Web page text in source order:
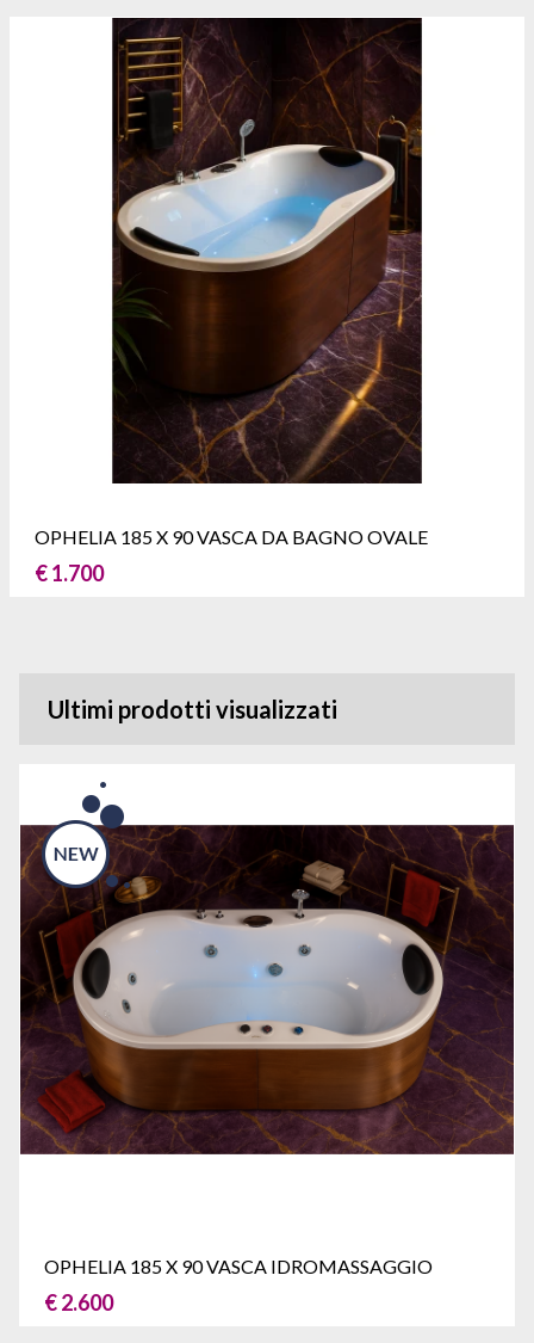
OPHELIA 185 X 90 VASCA DA BAGNO OVALE
€ 1.700
Ultimi prodotti visualizzati
OPHELIA 185 X 90 VASCA IDROMASSAGGIO
€ 2.600